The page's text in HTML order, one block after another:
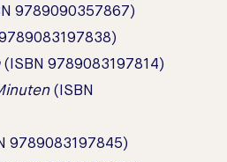
9789090357867)
(ISBN 9789083197814)
(ISBN
9789083197845)